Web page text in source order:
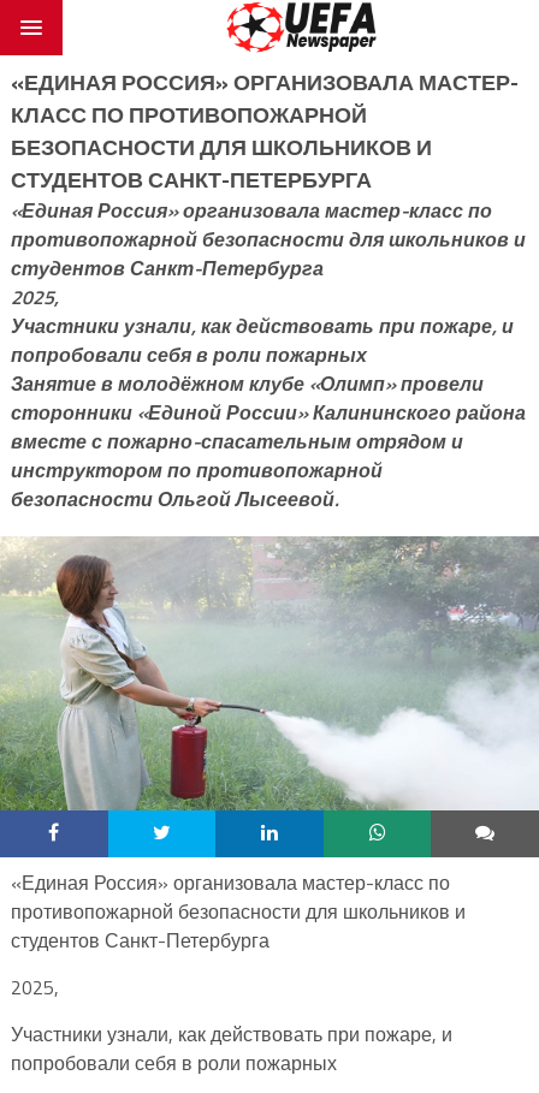
«ЕДИНАЯ РОССИЯ» ОРГАНИЗОВАЛА МАСТЕР-
КЛАСС ПО ПРОТИВОПОЖАРНОЙ
БЕЗОПАСНОСТИ ДЛЯ ШКОЛЬНИКОВ И
СТУДЕНТОВ САНКТ-ПЕТЕРБУРГА
«Единая Россия» организовала мастер-класс по
противопожарной безопасности для школьников и
студентов Санкт-Петербурга
2025,
Участники узнали, как действовать при пожаре, и
попробовали себя в роли пожарных
Занятие в молодёжном клубе «Олимп» провели
сторонники «Единой России» Калининского района
вместе с пожарно-спасательным отрядом и
инструктором по противопожарной
безопасности Ольгой Лысеевой.
«Единая Россия» организовала мастер-класс по
противопожарной безопасности для школьников и
студентов Санкт-Петербурга
2025,
Участники узнали, как действовать при пожаре, и
попробовали себя в роли пожарных